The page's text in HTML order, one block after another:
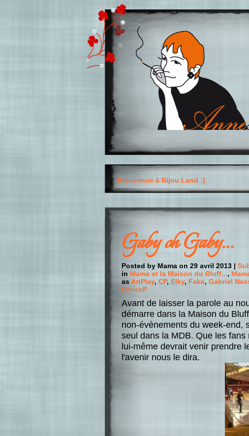
Bienvenue à Bijou Land :)
Gaby oh Gaby…
Posted by Mama on 29 avril 2013 |
in Mama et la Maison du Bluff...,
asArtPlay, CP, Elky, Fake, Gabriel
PonceP
Avant de laisser la parole au
démarre dans la Maison du
non-évènements du week-end,
seul dans la MDB. Que les
lui-même devrait venir prendre
l'avenir nous le dira.